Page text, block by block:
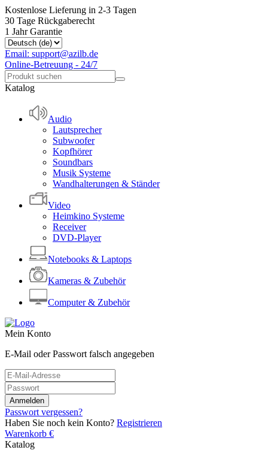
Kostenlose Lieferung in 2-3 Tagen
30 Tage Rückgaberecht
1 Jahr Garantie
Email: support@azilb.de
Online-Betreuung - 24/7
Katalog
Audio
Lautsprecher
Subwoofer
Kopfhörer
Soundbars
Musik Systeme
Wandhalterungen & Ständer
Video
Heimkino Systeme
Receiver
DVD-Player
Notebooks & Laptops
Kameras & Zubehör
Computer & Zubehör
Mein Konto
E-Mail oder Passwort falsch angegeben
Passwort vergessen?
Haben Sie noch kein Konto? Registrieren
Warenkorb €
Katalog